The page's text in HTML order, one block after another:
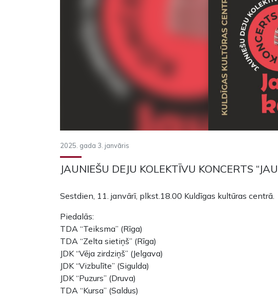
2025. gada 3. janvāris
JAUNIEŠU DEJU KOLEKTĪVU KONCERTS
Sestdien, 11. janvārī, plkst.18.00 Kuldīgas kultūras centrā.
Piedalās:
TDA “Teiksma” (Rīga)
TDA “Zelta sietiņš” (Rīga)
JDK “Vēja zirdziņš” (Jelgava)
JDK “Vizbulīte” (Sigulda)
JDK “Puzurs” (Druva)
TDA “Kursa” (Saldus)